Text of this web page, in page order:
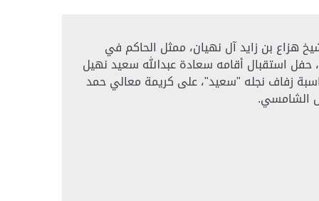
هزاع بن زايد آل نهيان، ممثل الحاكم في
حفل استقبال أقامه سعادة عبدالله سعيد نهيل
زفاف نجله "سعيد"، على كريمة معالي حمد
الشامسي.